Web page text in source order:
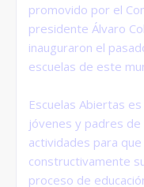
promovido por el
presidente Álvaro
inauguraron el
escuelas de este
Escuelas Abiertas
jóvenes y padres de
actividades para
constructivamente
proceso de